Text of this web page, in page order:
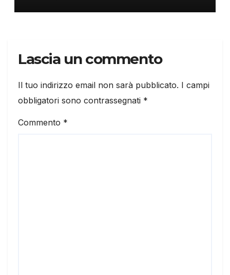
Lascia un commento
Il tuo indirizzo email non sarà pubblicato. I campi
obbligatori sono contrassegnati *
Commento *